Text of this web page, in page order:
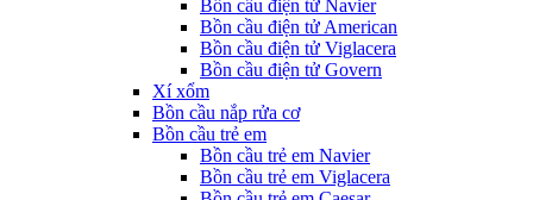
Bồn cầu điện tử Navier
Bồn cầu điện tử American
Bồn cầu điện tử Viglacera
Bồn cầu điện tử Govern
Xí xổm
Bồn cầu nắp rửa cơ
Bồn cầu trẻ em
Bồn cầu trẻ em Navier
Bồn cầu trẻ em Viglacera